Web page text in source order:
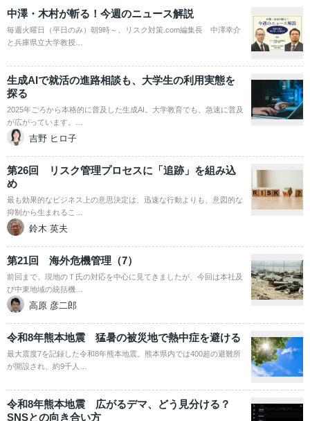
中澤・木村が斬る！今週のニュース解説
毎週火曜日（平日のみ）朝9時～、リスク対策.com編集長 中澤幸介
と兵庫県立大学教授…
生成AIで就活の進路相談も、大学生の利用実態を
探る
2025年ごろから本格的に普及した生成AI。大学教育でも、急速に普及
が広がっています。…
吉野 ヒロ子
第26回 リスク管理プロセスに「追跡」を組み込
め
最も効果的なビジネス上の意思決定は、迅速な行動よりも、意図的な
抑制から生まれるこ…
鈴木 英夫
第21回 海外危機管理（7）
前回まで、現地のＴ氏の対応を中心に見てきましたが、今回は本社及
び中東地域の統括機…
高原 彦二郎
令和8年熊本地震 猛暑の被災地で熱中症を避ける
最大震度7を記録した令和8年熊本地震。熊本県内では400超の避難所
が開設され、約9千人…
令和8年熊本地震 広がるデマ、どう見分ける？
SNSとの向き合い方